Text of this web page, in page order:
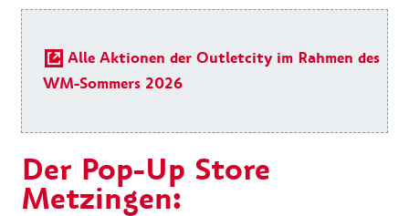
Alle Aktionen der Outletcity im Rahmen des
WM-Sommers 2026
Der Pop-Up Store
Metzingen: